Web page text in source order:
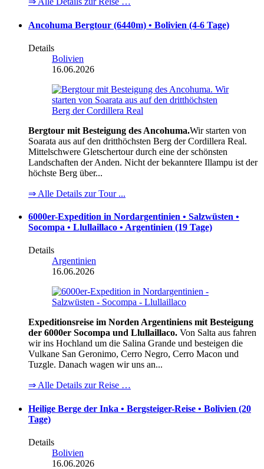
Ancohuma Bergtour (6440m) • Bolivien (4-6 Tage)
Details
Bolivien
16.06.2026
Bergtour mit Besteigung des Ancohuma.Wir starten von
Soarata aus auf den dritthöchsten Berg der Cordillera Real.
Mittelschwere Gletschertour durch eine der schönsten
Landschaften der Anden. Nicht der bekanntere Illampu ist der
höchste Berg über...
⇒ Alle Details zur Tour ...
6000er-Expedition in Nordargentinien • Salzwüsten •
Socompa • Llullaillaco • Argentinien (19 Tage)
Details
Argentinien
16.06.2026
Expeditionsreise im Norden Argentiniens mit Besteigung
der 6000er Socompa und Llullaillaco. Von Salta aus fahren
wir ins Hochland um die Salina Grande und besteigen die
Vulkane San Geronimo, Cerro Negro, Cerro Macon und
Tuzgle. Danach wagen wir uns an...
⇒ Alle Details zur Reise …
Heilige Berge der Inka • Bergsteiger-Reise • Bolivien (20
Tage)
Details
Bolivien
16.06.2026